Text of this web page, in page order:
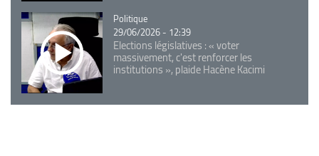
Catégorie
Politique
29/06/2026 - 12:39
Elections législatives : « voter
massivement, c'est renforcer les
institutions », plaide Hacène Kacimi